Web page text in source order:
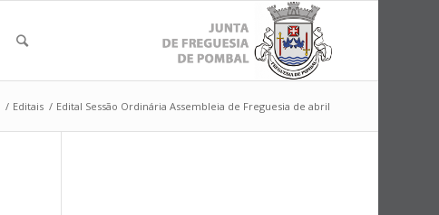
/ Editais / Edital Sessão Ordinária Assembleia de Freguesia de abril